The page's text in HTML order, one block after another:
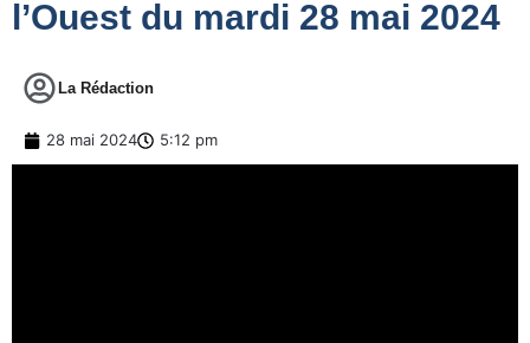
l’Ouest du mardi 28 mai 2024
La Rédaction
28 mai 2024 5:12 pm